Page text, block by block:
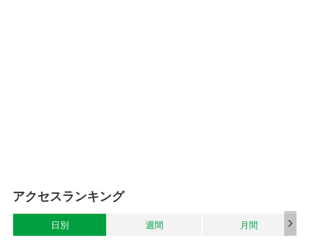
アクセスランキング
日別 週間 月間